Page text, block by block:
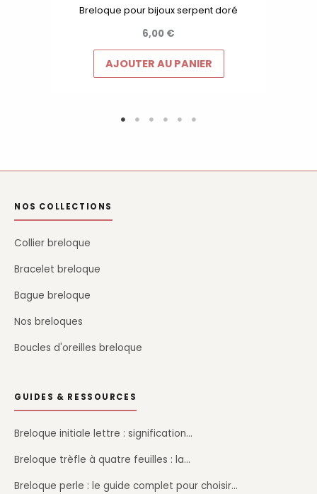
Breloque pour bijoux serpent doré
6,00 €
AJOUTER AU PANIER
NOS COLLECTIONS
Collier breloque
Bracelet breloque
Bague breloque
Nos breloques
Boucles d'oreilles breloque
GUIDES & RESSOURCES
Breloque initiale lettre : signification…
Breloque trèfle à quatre feuilles : la…
Breloque perle : le guide complet pour choisir…